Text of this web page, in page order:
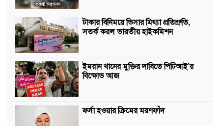
টাকার বিনিময়ে ভিসার মিথ্যা প্রতিশ্রুতি,
সতর্ক করল ভারতীয় হাইকমিশন
ইমরান খানের মুক্তির দাবিতে পিটিআই’র
বিক্ষোভ আজ
ফর্সা হওয়ার ক্রিমের মরণফাঁদ